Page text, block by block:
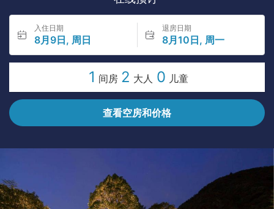
入住日期
8月9日, 周日
退房日期
8月10日, 周一
1 间房 2 大人 0 儿童
查看空房和价格